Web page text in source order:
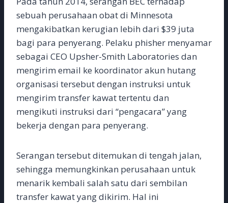
sebuah perusahaan obat di Minnesota
mengakibatkan kerugian lebih dari $39 juta
bagi para penyerang. Pelaku phisher menyamar
sebagai CEO Upsher-Smith Laboratories dan
mengirim email ke koordinator akun hutang
organisasi tersebut dengan instruksi untuk
mengirim transfer kawat tertentu dan
mengikuti instruksi dari “pengacara” yang
bekerja dengan para penyerang.
Serangan tersebut ditemukan di tengah jalan,
sehingga memungkinkan perusahaan untuk
menarik kembali salah satu dari sembilan
transfer kawat yang dikirim. Hal ini